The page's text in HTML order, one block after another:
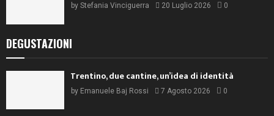
by Stefania Vinciguerra 20 Luglio 2026 0
DEGUSTAZIONI
Trentino, due cantine, un’idea di identità
by Emanuele Baj Rossi 7 Agosto 2026 0